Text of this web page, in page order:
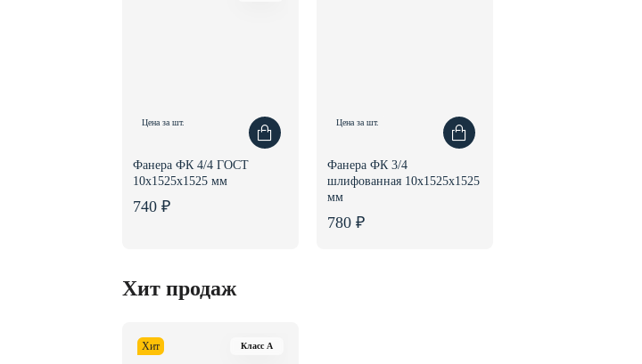
Цена за шт.
Фанера ФК 4/4 ГОСТ
10x1525x1525 мм
740 ₽
Цена за шт.
Фанера ФК 3/4
шлифованная 10x1525x1525
мм
780 ₽
Хит продаж
Класс A
Хит